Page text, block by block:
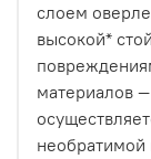
слоем
высокой*
материалов